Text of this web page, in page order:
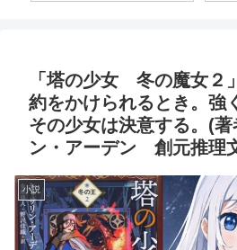
「塔の少女 冬の魔女２
約をかけられるとき。強
その少女は決意する。(
ン・アーデン 創元推理
小説